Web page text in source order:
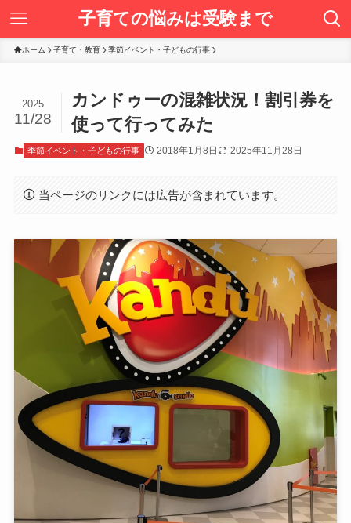
子育ての悩みは受験まで
ホーム 子育て・教育 季節イベント・子どもの行事
カンドゥーの混雑状況！割引券を
使って行ってみた
2025
11/28
季節イベント・子どもの行事 2018年1月8日 2025年11月28日
当ページのリンクには広告が含まれています。